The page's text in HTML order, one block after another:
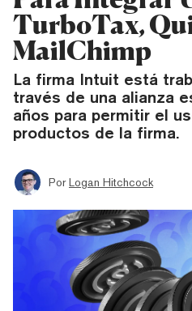
TurboTax,
MailChimp
La firma Intuit está
través de una alianza
años para permitir el
productos de la firma.
Por Logan Hitchcock